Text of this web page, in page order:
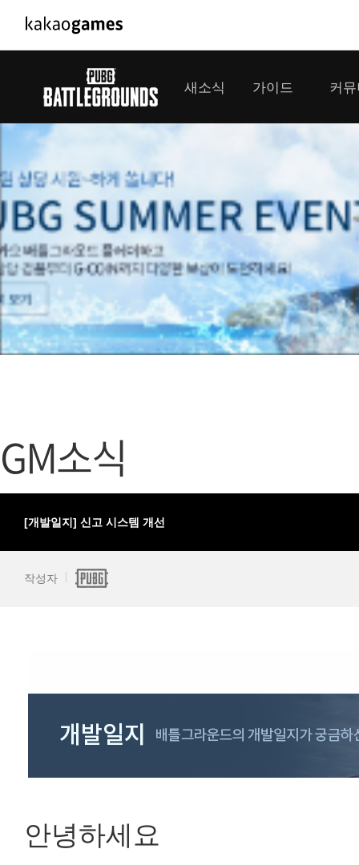
PC/모바일게임
도깨비의세계
아키에이지 워
아레스 : 라이즈 오브 가디언즈
배틀그라
패스 오브
모바일게임
우마무스메 프리티 더비
SMiniz
프렌즈팝콘
프렌즈타운
서비스
내정보
보안센터
새소식
이벤트
업데이트
가이드 커
클랜
모집
GM소식
[개발일지] 신고 시스템 개선
작성자
안녕하세요